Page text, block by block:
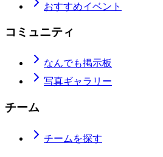
おすすめイベント
コミュニティ
なんでも掲示板
写真ギャラリー
チーム
チームを探す